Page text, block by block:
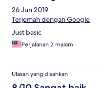
26 Jun 2019
Terjemah dengan Google
Just basic
Perjalanan 2 malam
Ulasan yang disahkan